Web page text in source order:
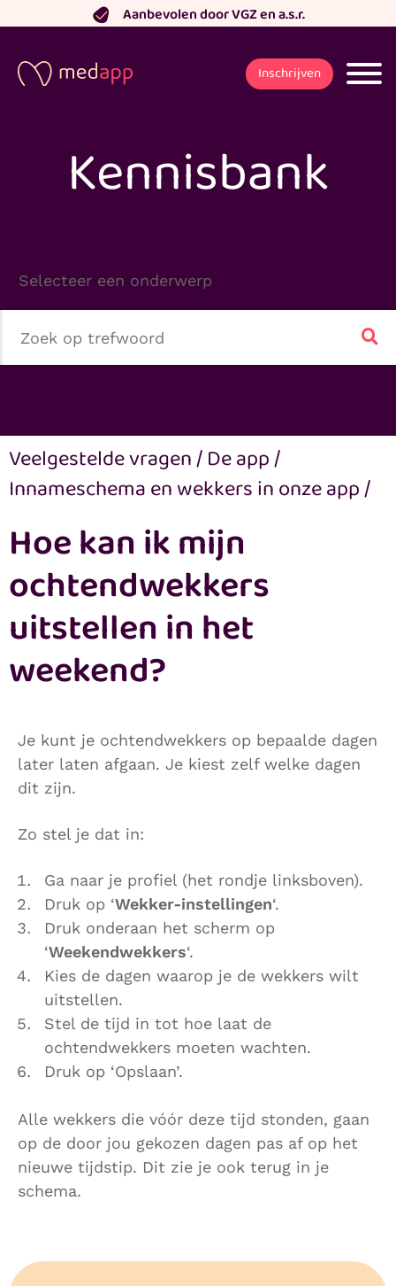
naar
inhoud
Aanbevolen door VGZ en a.s.r.
Inschrijven
Kennisbank
Veelgestelde vragen/De app/
Innameschema en wekkers in onze app/
Hoe kan ik mijn
ochtendwekkers
uitstellen in het
weekend?
Je kunt je ochtendwekkers op bepaalde dagen
later laten afgaan. Je kiest zelf welke dagen
dit zijn.
Zo stel je dat in:
Ga naar je profiel (het rondje linksboven).
Druk op ‘Wekker-instellingen‘.
Druk onderaan het scherm op
‘Weekendwekkers‘.
Kies de dagen waarop je de wekkers wilt
uitstellen.
Stel de tijd in tot hoe laat de
ochtendwekkers moeten wachten.
Druk op ‘Opslaan’.
Alle wekkers die vóór deze tijd stonden, gaan
op de door jou gekozen dagen pas af op het
nieuwe tijdstip. Dit zie je ook terug in je
schema.